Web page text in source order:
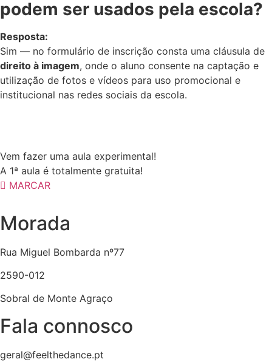
podem ser usados pela escola?
Resposta:
Sim — no formulário de inscrição consta uma cláusula de
direito à imagem, onde o aluno consente na captação e
utilização de fotos e vídeos para uso promocional e
institucional nas redes sociais da escola.
Vem fazer uma aula experimental!
A 1ª aula é totalmente gratuita!
MARCAR
Morada
Rua Miguel Bombarda nº77
2590-012
Sobral de Monte Agraço
Fala connosco
geral@feelthedance.pt